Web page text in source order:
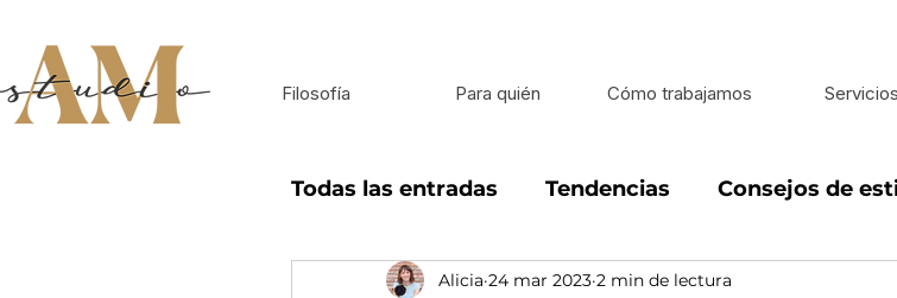
Filosofía Para quién Cómo trabajamos Servicios
Todas las entradas Tendencias Consejos de
Inspiración para looks Estilo de vida
Alicia 24 mar 2023 2 min de lectura